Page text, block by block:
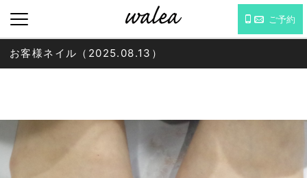
ご予約
お客様ネイル（2025.08.13）